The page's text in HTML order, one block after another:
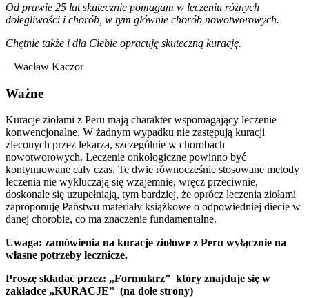
Od prawie 25 lat skutecznie pomagam w leczeniu różnych
dolegliwości i chorób, w tym głównie chorób nowotworowych.
Chętnie także i dla Ciebie opracuję skuteczną kurację.
– Wacław Kaczor
Ważne
Kuracje ziołami z Peru mają charakter wspomagający leczenie
konwencjonalne. W żadnym wypadku nie zastępują kuracji
zleconych przez lekarza, szczególnie w chorobach
nowotworowych. Leczenie onkologiczne powinno być
kontynuowane cały czas. Te dwie równocześnie stosowane metody
leczenia nie wykluczają się wzajemnie, wręcz przeciwnie,
doskonale się uzupełniają, tym bardziej, że oprócz leczenia ziołami
zaproponuję Państwu materiały książkowe o odpowiedniej diecie w
danej chorobie, co ma znaczenie fundamentalne.
Uwaga: zamówienia na kuracje ziołowe z Peru wyłącznie na
własne potrzeby lecznicze.
Proszę składać przez: „Formularz” który znajduje się w
zakładce „KURACJE” (na dole strony)